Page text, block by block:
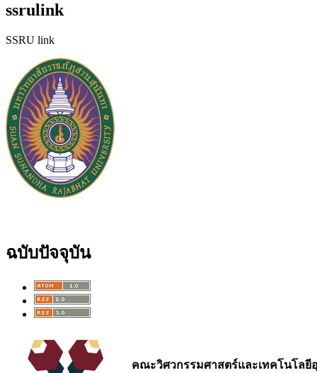
ssrulink
SSRU link
ฉบับปัจจุบัน
คณะวิศวกรรมศาสตร์และเทคโนโล